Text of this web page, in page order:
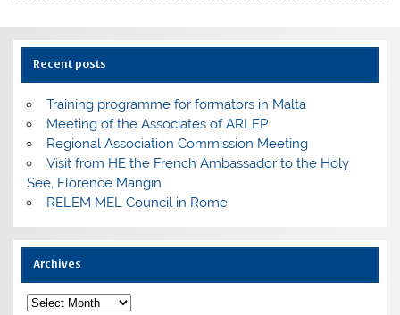
Recent posts
Training programme for formators in Malta
Meeting of the Associates of ARLEP
Regional Association Commission Meeting
Visit from HE the French Ambassador to the Holy
See, Florence Mangin
RELEM MEL Council in Rome
Archives
Archives